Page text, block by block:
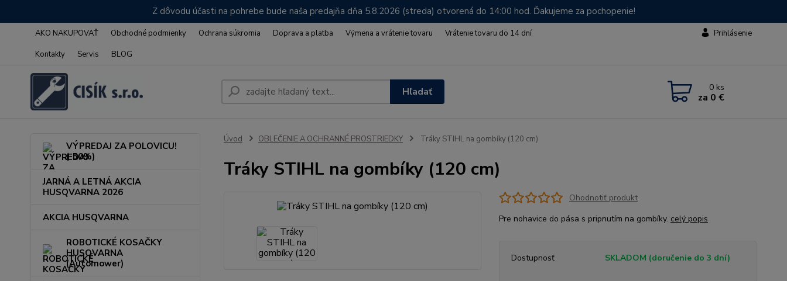
Z dôvodu účasti na pohrebe bude naša predajňa dňa 5.8.2026 (streda) otvorená do 14:00 hod. Ďakujeme za pochopenie!
AKO NAKUPOVAŤ Obchodné podmienky Ochrana súkromia Doprava a platba Výmena a vrátenie tovaru
Vrátenie tovaru do 14 dní
Kontakty
Servis BLOG
Prihlásenie
Hľadať 0 ks
za 0 €
VÝPREDAJ ZA POLOVICU!
(-50%)
JARNÁ A LETNÁ AKCIA
HUSQVARNA 2026
AKCIA HUSQVARNA
ROBOTICKÉ KOSAČKY
HUSQVARNA
(Automower)
Úvod OBLEČENIE A OCHRANNÉ PROSTRIEDKY Tráky STIHL na gombíky (120 cm)
Tráky STIHL na gombíky (120 cm)
Ohodnotiť produkt
Pre nohavice do pása s pripnutím na gombíky. celý popis
Dostupnosť SKLADOM (doručenie do 3 dní)